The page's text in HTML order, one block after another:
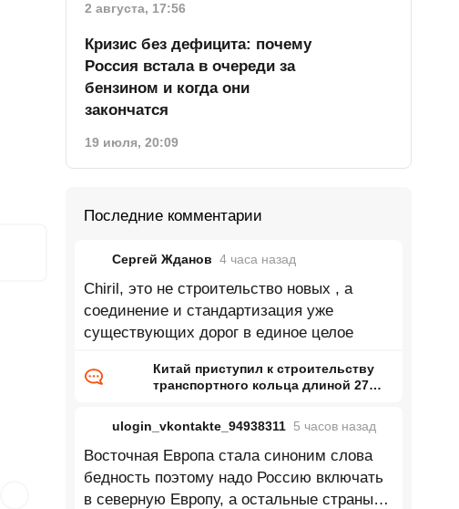
2 августа, 17:56
Кризис без дефицита: почему
Россия встала в очереди за
бензином и когда они
закончатся
19 июля, 20:09
Последние комментарии
Сергей Жданов 4 часа назад
Chiril, это не строительство новых , а
соединение и стандартизация уже
существующих дорог в единое целое
Китай приступил к строительству
транспортного кольца длиной 27
ulogin_vkontakte_94938311 5 часов назад
Восточная Европа стала синоним слова
бедность поэтому надо Россию включать
в северную Европу, а остальные страны